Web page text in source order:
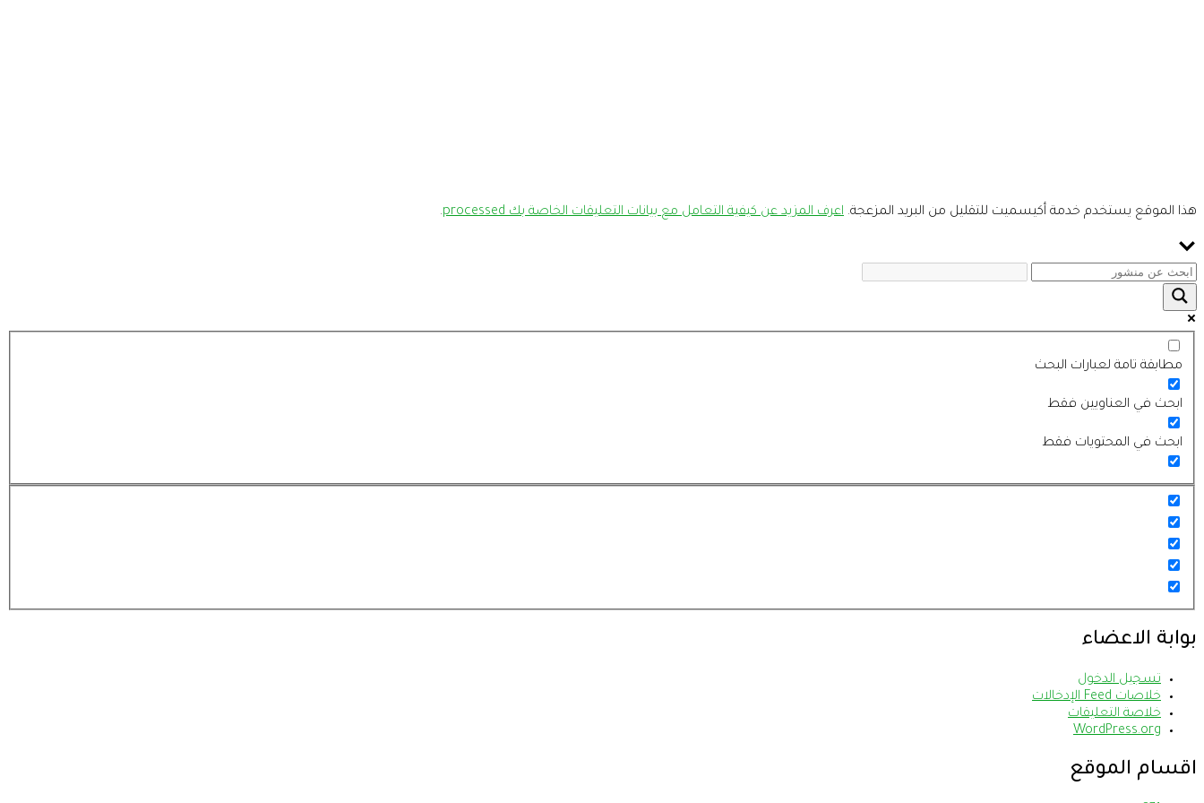
هذا الموقع يستخدم خدمة أكيسميت للتقليل من البريد المزعجة. اعرف المزيد عن كيفية التعامل مع بيانات التعليقات الخاصة بك processed .
مطابقة تامة لعبارات البحث
ابحث في العناويين فقط
ابحث في المحتويات فقط
بوابة الاعضاء
تسجيل الدخول
خلاصات Feed الإدخالات
خلاصة التعليقات
WordPress.org
اقسام الموقع